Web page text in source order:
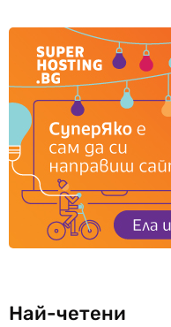
Най-четени